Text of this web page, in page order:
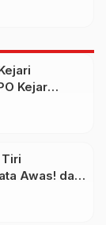
Kejar
Awas! dari